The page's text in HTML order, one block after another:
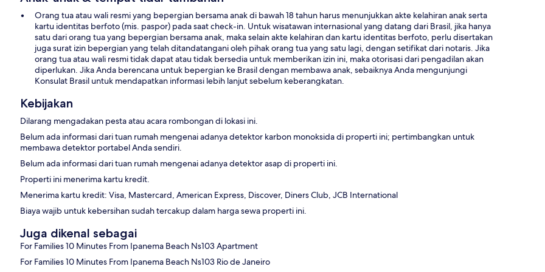
Orang tua atau wali resmi yang bepergian bersama anak di bawah 18 tahun harus menunjukkan akte kelahiran anak serta
kartu identitas berfoto (mis. paspor) pada saat check-in. Untuk wisatawan internasional yang datang dari Brasil, jika hanya
satu dari orang tua yang bepergian bersama anak, maka selain akte kelahiran dan kartu identitas berfoto, perlu disertakan
juga surat izin bepergian yang telah ditandatangani oleh pihak orang tua yang satu lagi, dengan setifikat dari notaris. Jika
orang tua atau wali resmi tidak dapat atau tidak bersedia untuk memberikan izin ini, maka otorisasi dari pengadilan akan
diperlukan. Jika Anda berencana untuk bepergian ke Brasil dengan membawa anak, sebaiknya Anda mengunjungi
Konsulat Brasil untuk mendapatkan informasi lebih lanjut sebelum keberangkatan.
Kebijakan
Dilarang mengadakan pesta atau acara rombongan di lokasi ini.
Belum ada informasi dari tuan rumah mengenai adanya detektor karbon monoksida di properti ini; pertimbangkan untuk
membawa detektor portabel Anda sendiri.
Belum ada informasi dari tuan rumah mengenai adanya detektor asap di properti ini.
Properti ini menerima kartu kredit.
Menerima kartu kredit: Visa, Mastercard, American Express, Discover, Diners Club, JCB International
Biaya wajib untuk kebersihan sudah tercakup dalam harga sewa properti ini.
Juga dikenal sebagai
For Families 10 Minutes From Ipanema Beach Ns103 Apartment
For Families 10 Minutes From Ipanema Beach Ns103 Rio de Janeiro